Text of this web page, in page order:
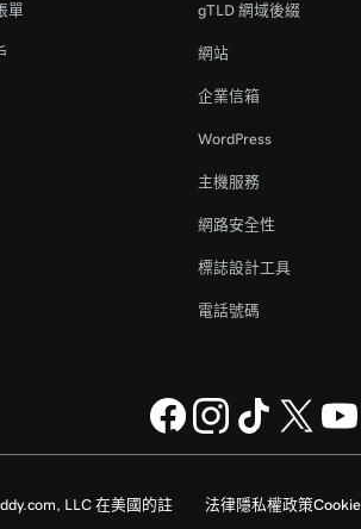
單 gTLD 網域後綴
網站
企業信箱
WordPress
主機服務
網路安全性
標誌設計工具
電話號碼
法律隱私權政策Cookie
LLC 在美國的註